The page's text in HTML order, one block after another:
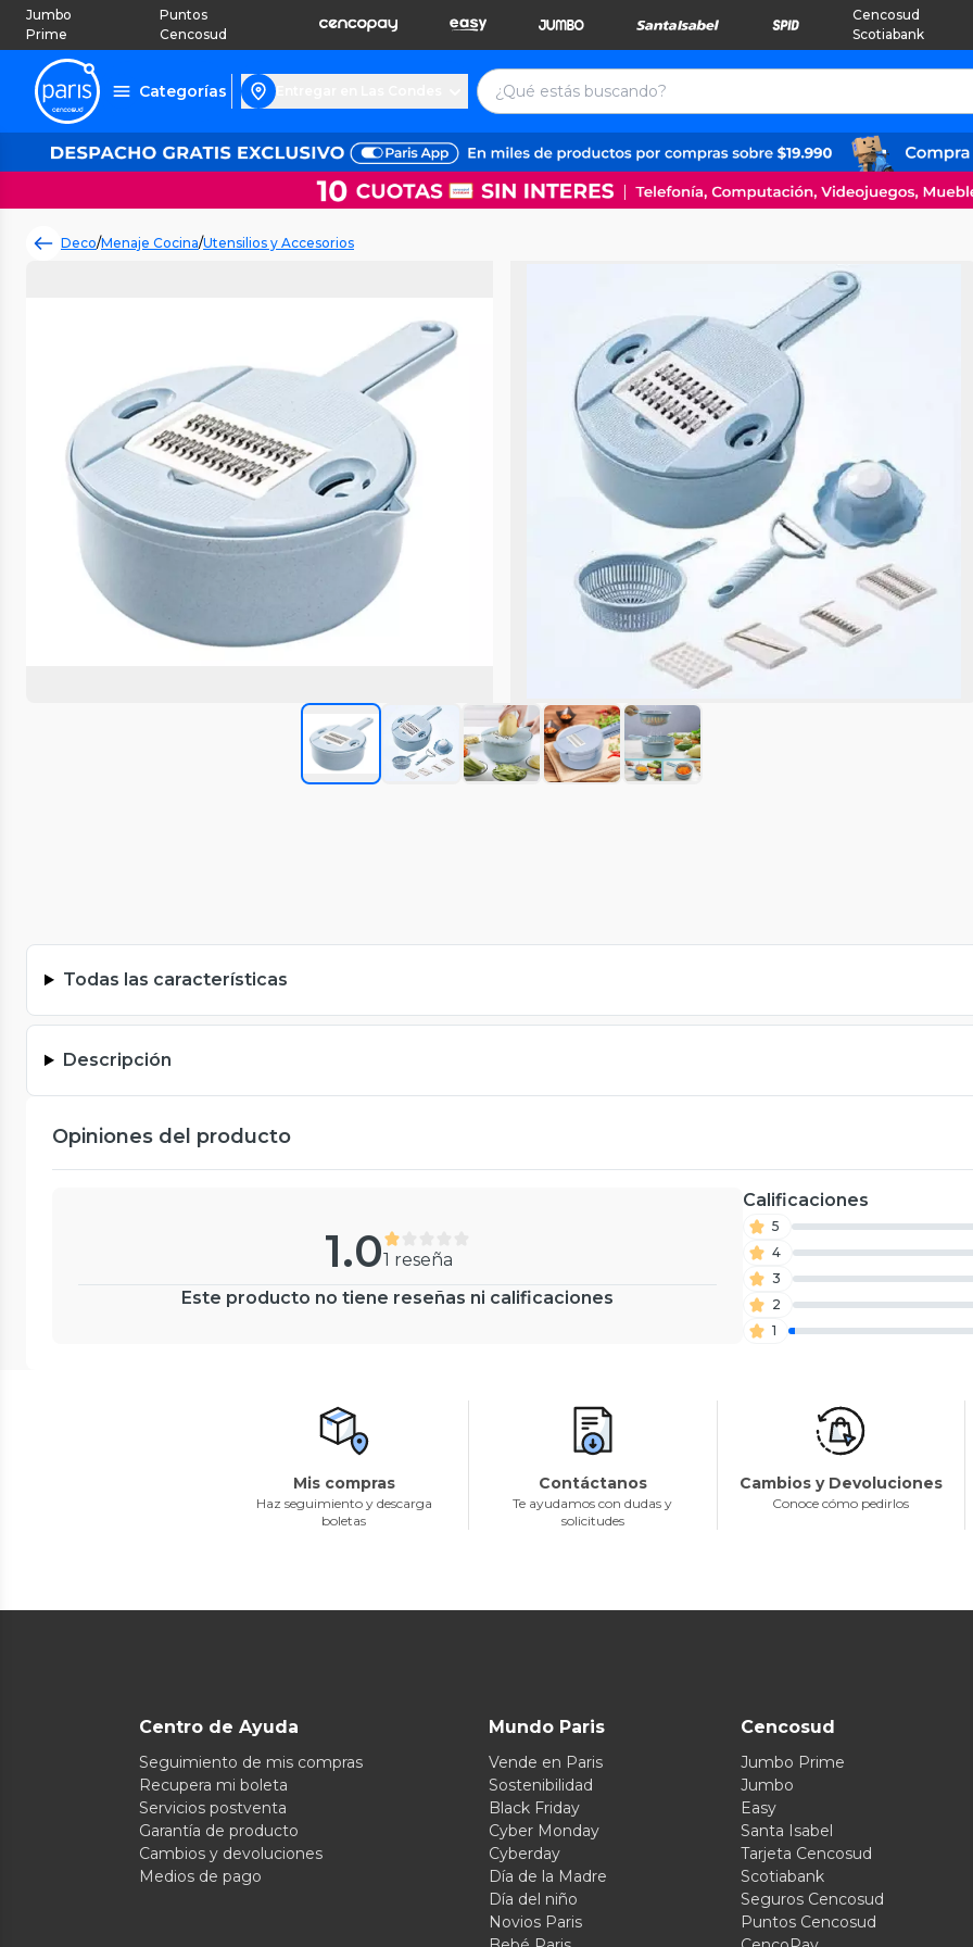
Jumbo
Prime
Puntos
Cencosud
Cencosud
Scotiabank
Categorías
Deco/Menaje Cocina/Utensilios y Accesorios
Todas las características
Descripción
Opiniones del producto
1.01 reseña
Este producto no tiene reseñas ni calificaciones
Calificaciones
5
4
3
2
1
Mis compras
Haz seguimiento y descarga
boletas
Contáctanos
Te ayudamos con dudas y
solicitudes
Cambios y Devoluciones
Conoce cómo pedirlos
Centro de Ayuda
Seguimiento de mis compras
Recupera mi boleta
Servicios postventa
Garantía de producto
Cambios y devoluciones
Medios de pago
Mundo Paris
Vende en Paris
Sostenibilidad
Black Friday
Cyber Monday
Cyberday
Día de la Madre
Día del niño
Novios Paris
Cencosud
Jumbo Prime
Jumbo
Easy
Santa Isabel
Tarjeta Cencosud
Scotiabank
Seguros Cencosud
Puntos Cencosud